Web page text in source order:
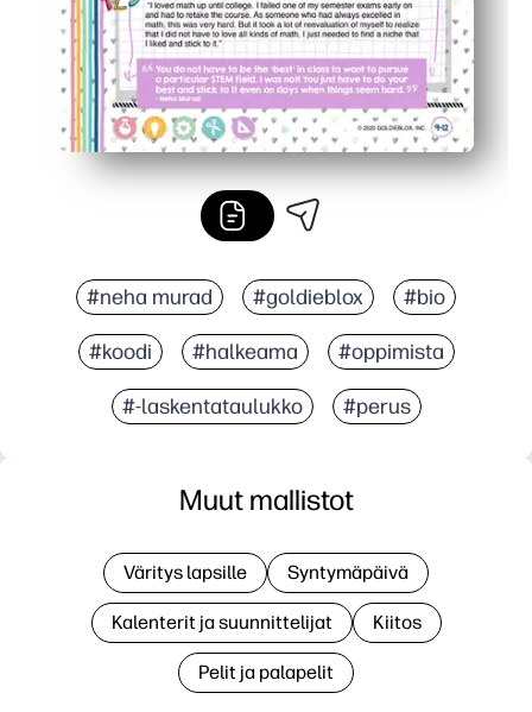
#neha murad #goldieblox #bio
#koodi #halkeama #oppimista
#-laskentataulukko #perus
Muut mallistot
Väritys lapsille Syntymäpäivä
Kalenterit ja suunnittelijat Kiitos
Pelit ja palapelit